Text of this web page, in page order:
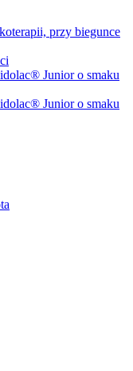
przy biegunce
Junior o smaku
Junior o smaku